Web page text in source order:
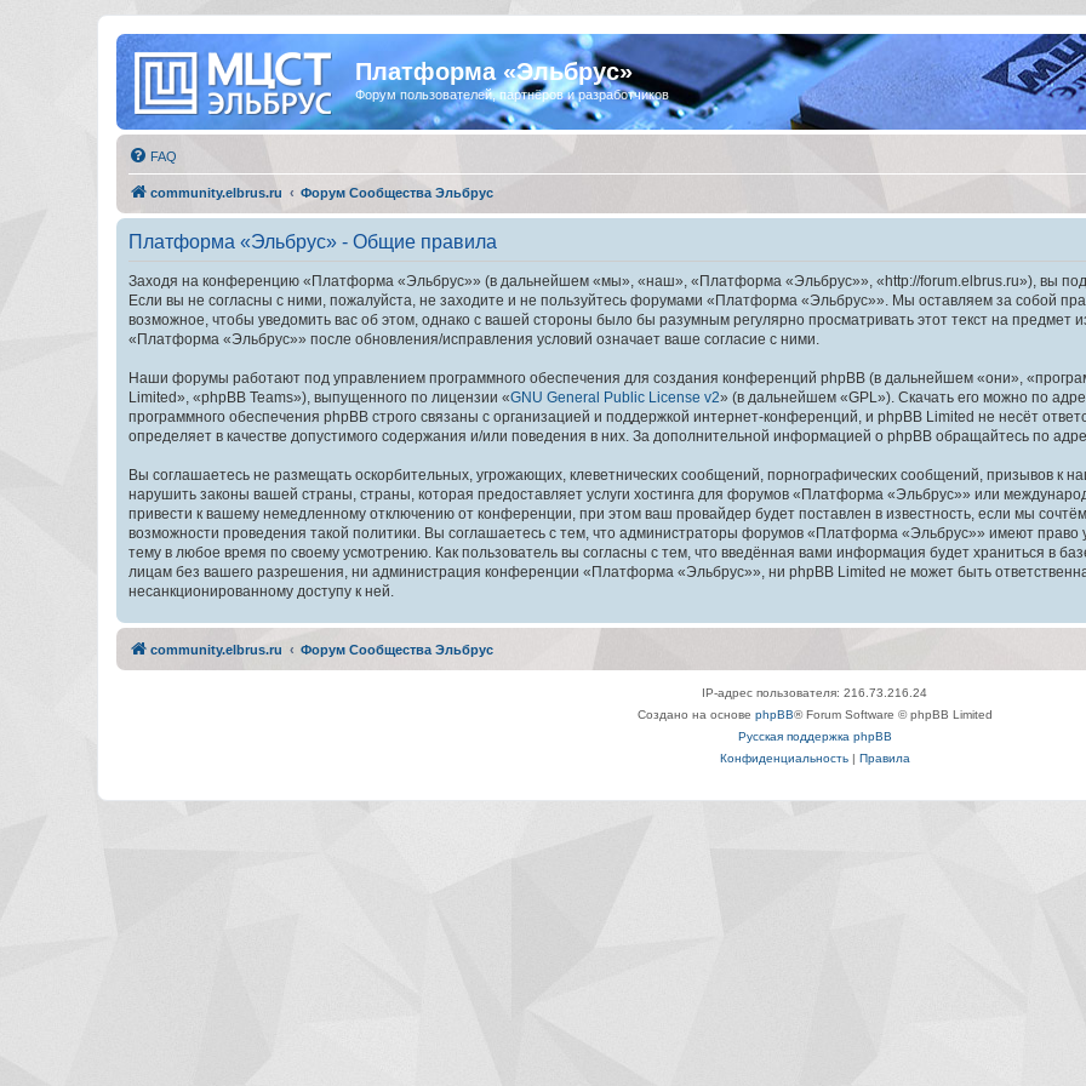
Платформа «Эльбрус»
Форум пользователей, партнёров и разработчиков
FAQ
community.elbrus.ru Форум Сообщества Эльбрус
Платформа «Эльбрус» - Общие правила
Заходя на конференцию «Платформа «Эльбрус»» (в дальнейшем «мы», «наш», «Платформа «Эльбрус»», «http://forum.elbrus.ru»), вы
Если вы не согласны с ними, пожалуйста, не заходите и не пользуйтесь форумами «Платформа «Эльбрус»». Мы оставляем за собой
возможное, чтобы уведомить вас об этом, однако с вашей стороны было бы разумным регулярно просматривать этот текст на предмет
«Платформа «Эльбрус»» после обновления/исправления условий означает ваше согласие с ними.
Наши форумы работают под управлением программного обеспечения для создания конференций phpBB (в дальнейшем «они»,
Limited», «phpBB Teams»), выпущенного по лицензии «GNU General Public License v2» (в дальнейшем «GPL»). Скачать его можно по
программного обеспечения phpBB строго связаны с организацией и поддержкой интернет-конференций, и phpBB Limited не несёт
определяет в качестве допустимого содержания и/или поведения в них. За дополнительной информацией о phpBB обращайтесь по
Вы соглашаетесь не размещать оскорбительных, угрожающих, клеветнических сообщений, порнографических сообщений, призывов к
нарушить законы вашей страны, страны, которая предоставляет услуги хостинга для форумов «Платформа «Эльбрус»» или
привести к вашему немедленному отключению от конференции, при этом ваш провайдер будет поставлен в известность, если мы
возможности проведения такой политики. Вы соглашаетесь с тем, что администраторы форумов «Платформа «Эльбрус»» имеют право
тему в любое время по своему усмотрению. Как пользователь вы согласны с тем, что введённая вами информация будет храниться в
лицам без вашего разрешения, ни администрация конференции «Платформа «Эльбрус»», ни phpBB Limited не может быть ответственна
несанкционированному доступу к ней.
community.elbrus.ru Форум Сообщества Эльбрус
IP-адрес пользователя: 216.73.216.24
Создано на основе phpBB® Forum Software © phpBB Limited
Русская поддержка phpBB
Конфиденциальность| Правила